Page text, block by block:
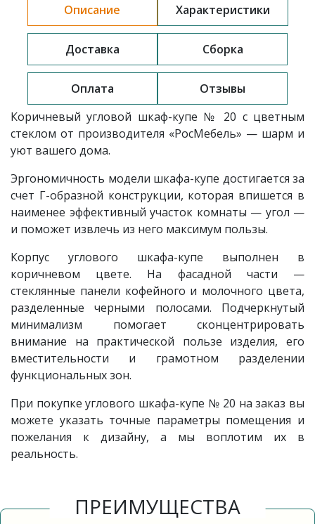
Описание Характеристики
Доставка Сборка
Оплата
Отзывы
Коричневый угловой шкаф-купе № 20 с цветным
стеклом от производителя «РосМебель» — шарм и
уют вашего дома.
Эргономичность модели шкафа-купе достигается за
счет Г-образной конструкции, которая впишется в
наименее эффективный участок комнаты — угол —
и поможет извлечь из него максимум пользы.
Корпус углового шкафа-купе выполнен в
коричневом цвете. На фасадной части —
стеклянные панели кофейного и молочного цвета,
разделенные черными полосами. Подчеркнутый
минимализм помогает сконцентрировать
внимание на практической пользе изделия, его
вместительности и грамотном разделении
функциональных зон.
При покупке углового шкафа-купе № 20 на заказ вы
можете указать точные параметры помещения и
пожелания к дизайну, а мы воплотим их в
реальность.
ПРЕИМУЩЕСТВА